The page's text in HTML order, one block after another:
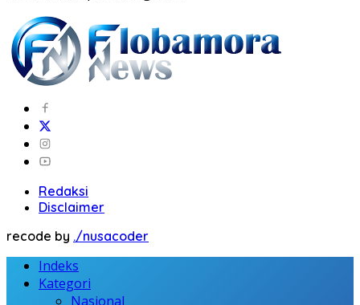
Redaksi
Disclaimer
recode by ./nusacoder
Indeks
Kategori
Nasional